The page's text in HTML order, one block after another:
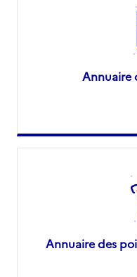
Annuaire
Annuaire des